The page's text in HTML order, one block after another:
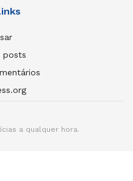
posts
a qualquer hora.